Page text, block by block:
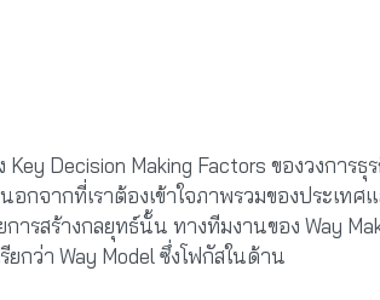
Key Decision Making Factors ของวงการ
กจากที่เราต้องเข้าใจภาพรวมของประเทศแ
ารสร้างกลยุทธ์นั้น ทางทีมงานของ Way
ยกว่า Way Model ซึ่งโฟกัสในด้าน